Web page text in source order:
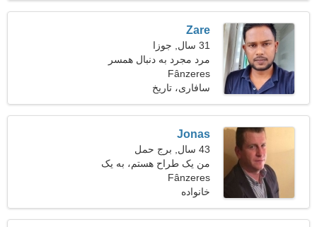
Zare
31 سال, جوزا
مرد مجرد به دنبال همسر
Fânzeres
سافاری، تاریخ
Jonas
43 سال, برج حمل
من یک طراح هستم، به یک
زن باهوش نیاز دارم
Fânzeres
خانواده